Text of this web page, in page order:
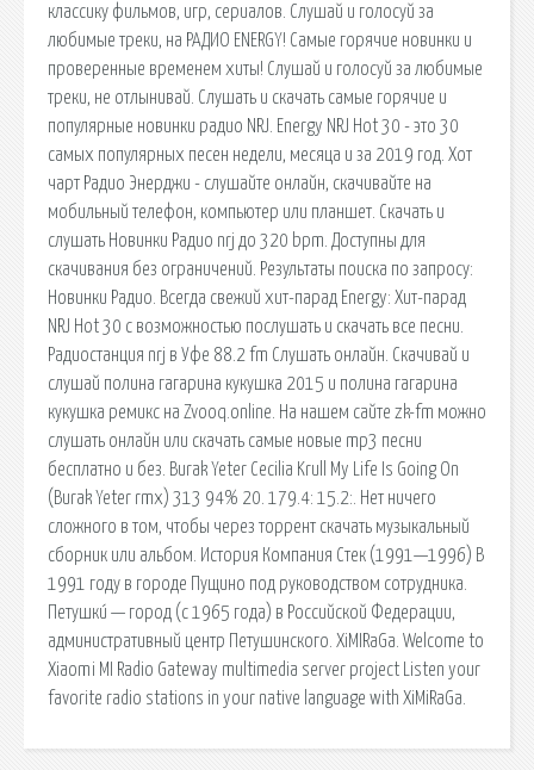
классику фильмов, игр, сериалов. Слушай и голосуй за
любимые треки, на РАДИО ENERGY! Самые горячие новинки и
проверенные временем хиты! Слушай и голосуй за любимые
треки, не отлынивай. Слушать и скачать самые горячие и
популярные новинки радио NRJ. Energy NRJ Hot 30 - это 30
самых популярных песен недели, месяца и за 2019 год. Хот
чарт Радио Энерджи - слушайте онлайн, скачивайте на
мобильный телефон, компьютер или планшет. Скачать и
слушать Новинки Радио nrj до 320 bpm. Доступны для
скачивания без ограничений. Результаты поиска по запросу:
Новинки Радио. Всегда свежий хит-парад Energy: Хит-парад
NRJ Hot 30 с возможностью послушать и скачать все песни.
Радиостанция nrj в Уфе 88.2 fm Слушать онлайн. Скачивай и
слушай полина гагарина кукушка 2015 и полина гагарина
кукушка ремикс на Zvooq.online. На нашем сайте zk-fm можно
слушать онлайн или скачать самые новые mp3 песни
бесплатно и без. Burak Yeter Cecilia Krull My Life Is Going On
(Burak Yeter rmx) 313 94% 20. 179.4: 15.2:. Нет ничего
сложного в том, чтобы через торрент скачать музыкальный
сборник или альбом. История Компания Стек (1991—1996) В
1991 году в городе Пущино под руководством сотрудника.
Петушки́ — город (с 1965 года) в Российской Федерации,
административный центр Петушинского. XiMIRaGa. Welcome to
Xiaomi MI Radio Gateway multimedia server project Listen your
favorite radio stations in your native language with XiMiRaGa.